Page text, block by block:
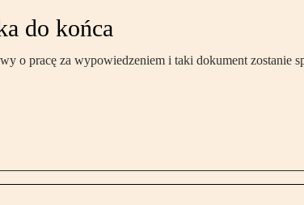
do końca
o pracę za wypowiedzeniem i taki dokument zostanie